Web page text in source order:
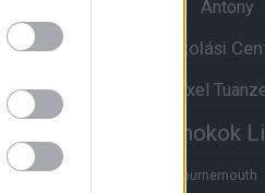
Antony
Aston Villa Átigazolási
Átigazolások Axel
Bajnokok
Benjamin Sesko Bournemouth